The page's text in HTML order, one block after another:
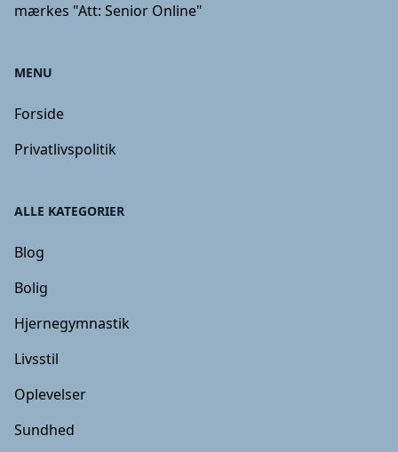
mærkes "Att: Senior Online"
MENU
Forside
Privatlivspolitik
ALLE KATEGORIER
Blog
Bolig
Hjernegymnastik
Livsstil
Oplevelser
Sundhed